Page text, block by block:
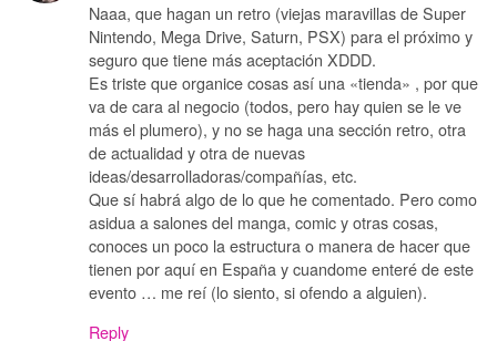
Naaa, que hagan un retro (viejas maravillas de Super
Nintendo, Mega Drive, Saturn, PSX) para el próximo y
seguro que tiene más aceptación XDDD.
Es triste que organice cosas así una «tienda» , por que
va de cara al negocio (todos, pero hay quien se le ve
más el plumero), y no se haga una sección retro, otra
de actualidad y otra de nuevas
ideas/desarrolladoras/compañías, etc.
Que sí habrá algo de lo que he comentado. Pero como
asidua a salones del manga, comic y otras cosas,
conoces un poco la estructura o manera de hacer que
tienen por aquí en España y cuandome enteré de este
evento … me reí (lo siento, si ofendo a alguien).
Reply